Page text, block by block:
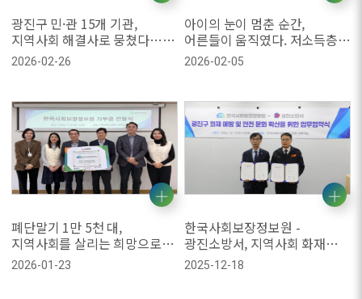
광진구 민·관 15개 기관,
지역사회 해결사로 뭉쳤다…
‘광진 함께 Net’ 2026년 본격
가동
2026-02-26
아이의 눈이 멈춘 순간,
어른들이 움직였다. 저소득층
아동·청소년 눈 의료비 지원
협력
2026-02-05
폐단말기 1만 5천 대,
지역사회를 살리는 희망으로
돌아오다
2026-01-23
한국사회보장정보원 -
광진소방서, 지역사회 화재
예방 및 안전 문화 확산을 위한
업무협약 체결
2025-12-18